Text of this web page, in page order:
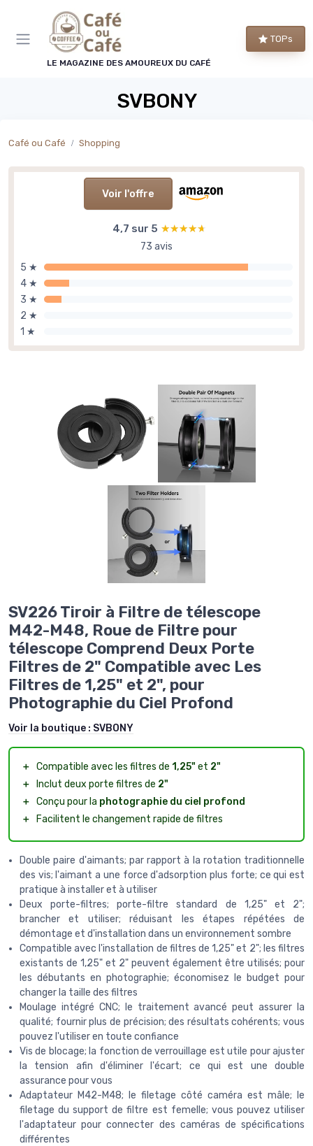
LE MAGAZINE DES AMOUREUX DU CAFÉ
TOPs
SVBONY
Café ou Café Shopping
Voir l'offre
4,7 sur 5 ★★★★★
★★★★★
73 avis
5 ★
4 ★
3 ★
2 ★
1 ★
SV226 Tiroir à Filtre de télescope
M42-M48, Roue de Filtre pour
télescope Comprend Deux Porte
Filtres de 2" Compatible avec Les
Filtres de 1,25" et 2", pour
Photographie du Ciel Profond
Voir la boutique : SVBONY
＋ Compatible avec les filtres de 1,25" et 2"
＋
Inclut deux porte filtres de 2"
＋ Conçu pour la photographie du ciel profond
＋
Facilitent le changement rapide de filtres
Double paire d'aimants; par rapport à la rotation traditionnelle
des vis; l'aimant a une force d'adsorption plus forte; ce qui est
pratique à installer et à utiliser
Deux porte-filtres; porte-filtre standard de 1,25" et 2";
brancher et utiliser; réduisant les étapes répétées de
démontage et d'installation dans un environnement sombre
Compatible avec l'installation de filtres de 1,25" et 2"; les filtres
existants de 1,25" et 2" peuvent également être utilisés; pour
les débutants en photographie; économisez le budget pour
changer la taille des filtres
Moulage intégré CNC; le traitement avancé peut assurer la
qualité; fournir plus de précision; des résultats cohérents; vous
pouvez l'utiliser en toute confiance
Vis de blocage; la fonction de verrouillage est utile pour ajuster
la tension afin d'éliminer l'écart; ce qui est une double
assurance pour vous
Adaptateur M42-M48; le filetage côté caméra est mâle; le
filetage du support de filtre est femelle; vous pouvez utiliser
l'adaptateur pour connecter des caméras de spécifications
différentes
Panneau de gestion des cookies